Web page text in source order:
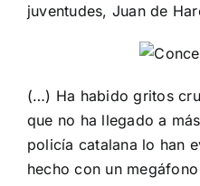
juventudes, Juan de
(…) Ha habido gritos
que no ha llegado a
policía catalana lo han
hecho con un